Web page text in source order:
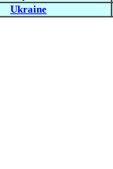
Ukraine